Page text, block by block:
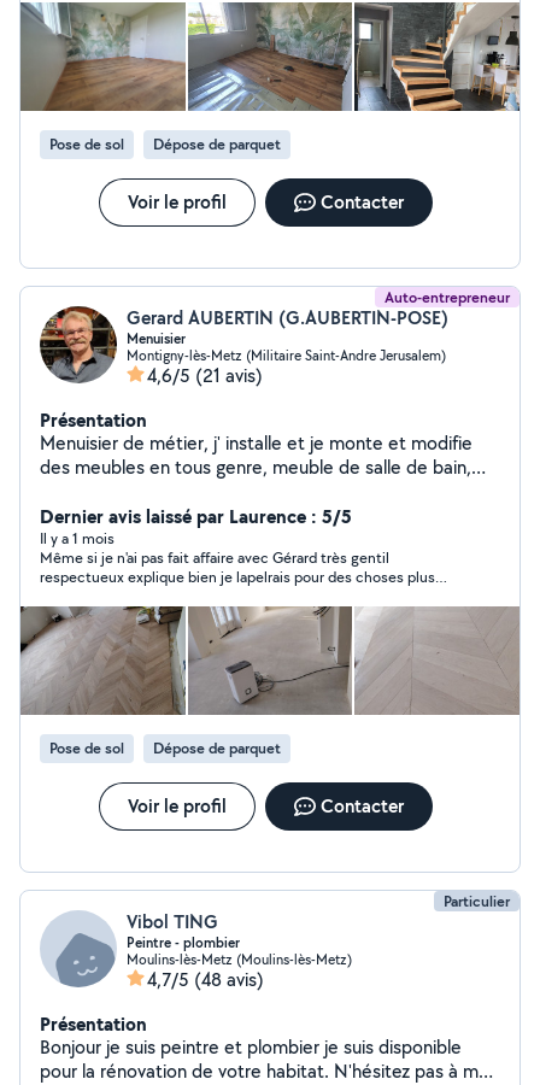
concilient. Nous a dit que nous allons recevoir un devis par
message à ce jour nous attendons encore malgré notre
relance. Bref je ne recommande pas pour le coup.
Pose de sol Dépose de parquet
Voir le profil Contacter
Auto-entrepreneur
Gerard AUBERTIN (G.AUBERTIN-POSE)
Menuisier
Montigny-lès-Metz (Militaire Saint-Andre Jerusalem)
4,6/5 (21 avis)
Présentation
Menuisier de métier, j' installe et je monte et modifie
des meubles en tous genre, meuble de salle de bain,
suspendue porte de placard coulissante, cuisine. Un
conseille, un devis n'hésitez pas à me contacter afin de
définir ensemble votre projet. Portes de garage
motorisé ou non. Plan de travail.
Dernier avis laissé par Laurence : 5/5
Il y a 1 mois
Même si je n'ai pas fait affaire avec Gérard très gentil
respectueux explique bien je lapelrais pour des choses plus
Pose de sol Dépose de parquet
Voir le profil Contacter
Particulier
Vibol TING
Peintre - plombier
Moulins-lès-Metz (Moulins-lès-Metz)
4,7/5 (48 avis)
Présentation
Bonjour je suis peintre et plombier je suis disponible
pour la rénovation de votre habitat. N'hésitez pas à me